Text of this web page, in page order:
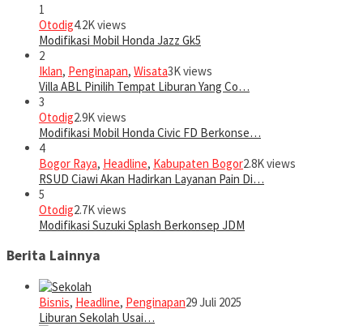
1
Otodig4.2K views
Modifikasi Mobil Honda Jazz Gk5
2
Iklan, Penginapan, Wisata3K views
Villa ABL Pinilih Tempat Liburan Yang Co…
3
Otodig2.9K views
Modifikasi Mobil Honda Civic FD Berkonse…
4
Bogor Raya, Headline, Kabupaten Bogor2.8K views
RSUD Ciawi Akan Hadirkan Layanan Pain Di…
5
Otodig2.7K views
Modifikasi Suzuki Splash Berkonsep JDM
Berita Lainnya
Bisnis, Headline, Penginapan29 Juli 2025
Liburan Sekolah Usai…